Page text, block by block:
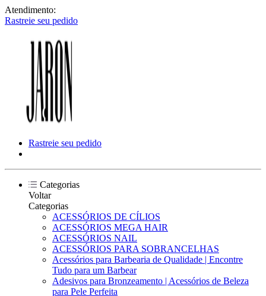
Atendimento:
Rastreie seu pedido
Rastreie seu pedido
Categorias
Voltar
Categorias
ACESSÓRIOS DE CÍLIOS
ACESSÓRIOS MEGA HAIR
ACESSÓRIOS NAIL
ACESSÓRIOS PARA SOBRANCELHAS
Acessórios para Barbearia de Qualidade | Encontre
Tudo para um Barbear
Adesivos para Bronzeamento | Acessórios de Beleza
para Pele Perfeita